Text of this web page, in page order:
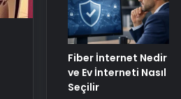
Fiber İnternet Nedir
ve Ev İnterneti Nasıl
Seçilir